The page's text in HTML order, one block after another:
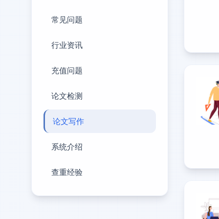
常见问题
行业资讯
充值问题
论文检测
论文写作
系统介绍
查重经验